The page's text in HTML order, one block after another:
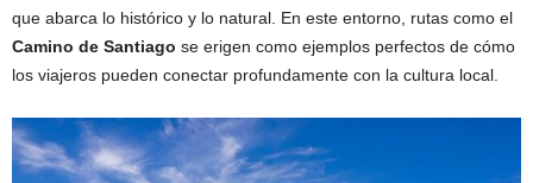
que abarca lo histórico y lo natural. En este entorno, rutas como el
Camino de Santiago se erigen como ejemplos perfectos de cómo
los viajeros pueden conectar profundamente con la cultura local.